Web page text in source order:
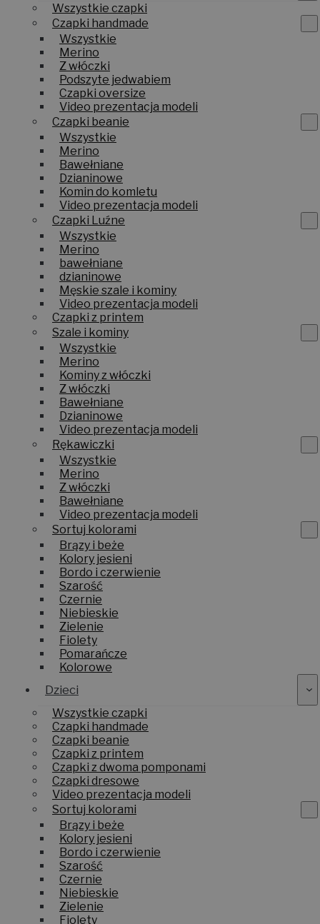
Wszystkie czapki
Czapki handmade
Wszystkie
Merino
Z włóczki
Podszyte jedwabiem
Czapki oversize
Video prezentacja modeli
Czapki beanie
Wszystkie
Merino
Bawełniane
Dzianinowe
Komin do komletu
Video prezentacja modeli
Czapki Luźne
Wszystkie
Merino
bawełniane
dzianinowe
Męskie szale i kominy
Video prezentacja modeli
Czapki z printem
Szale i kominy
Wszystkie
Merino
Kominy z włóczki
Z włóczki
Bawełniane
Dzianinowe
Video prezentacja modeli
Rękawiczki
Wszystkie
Merino
Z włóczki
Bawełniane
Video prezentacja modeli
Sortuj kolorami
Brązy i beże
Kolory jesieni
Bordo i czerwienie
Szarość
Czernie
Niebieskie
Zielenie
Fiolety
Pomarańcze
Wszystkie czapki
Czapki handmade
Czapki beanie
Czapki z printem
Czapki z dwoma pomponami
Czapki dresowe
Video prezentacja modeli
Sortuj kolorami
Brązy i beże
Kolory jesieni
Bordo i czerwienie
Szarość
Czernie
Niebieskie
Zielenie